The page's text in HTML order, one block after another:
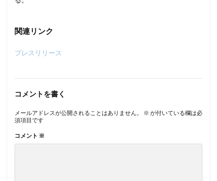
関連リンク
プレスリリース
コメントを書く
メールアドレスが公開されることはありません。 ※ が付いている欄は必
須項目です
コメント ※